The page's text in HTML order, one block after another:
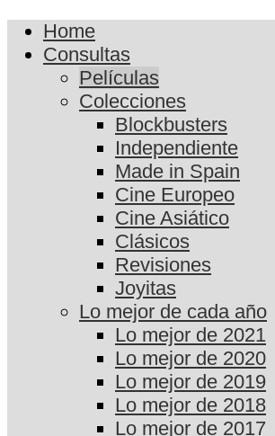
Home
Consultas
Películas
Colecciones
Blockbusters
Independiente
Made in Spain
Cine Europeo
Cine Asiático
Clásicos
Revisiones
Joyitas
Lo mejor de cada año
Lo mejor de 2021
Lo mejor de 2020
Lo mejor de 2019
Lo mejor de 2018
Lo mejor de 2017